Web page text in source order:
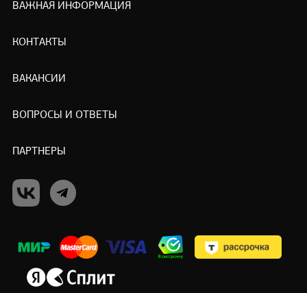
ВАЖНАЯ ИНФОРМАЦИЯ
КОНТАКТЫ
ВАКАНСИИ
ВОПРОСЫ И ОТВЕТЫ
ПАРТНЕРЫ